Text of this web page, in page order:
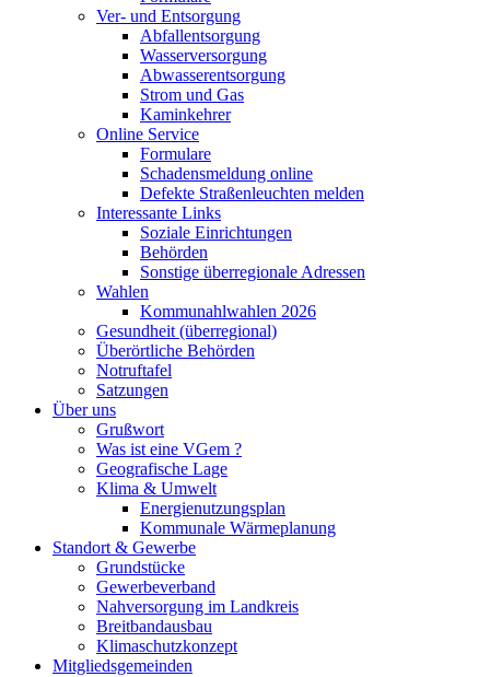
Ver- und Entsorgung
Abfallentsorgung
Wasserversorgung
Abwasserentsorgung
Strom und Gas
Kaminkehrer
Online Service
Formulare
Schadensmeldung online
Defekte Straßenleuchten melden
Interessante Links
Soziale Einrichtungen
Behörden
Sonstige überregionale Adressen
Wahlen
Kommunahlwahlen 2026
Gesundheit (überregional)
Überörtliche Behörden
Notruftafel
Satzungen
Über uns
Grußwort
Was ist eine VGem ?
Geografische Lage
Klima & Umwelt
Energienutzungsplan
Kommunale Wärmeplanung
Standort & Gewerbe
Grundstücke
Gewerbeverband
Nahversorgung im Landkreis
Breitbandausbau
Klimaschutzkonzept
Mitgliedsgemeinden